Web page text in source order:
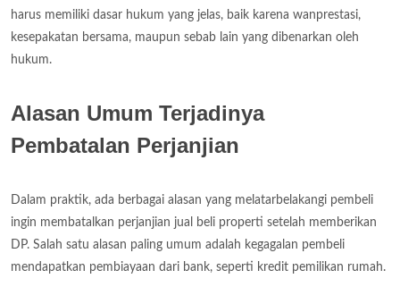
harus memiliki dasar hukum yang jelas, baik karena wanprestasi,
kesepakatan bersama, maupun sebab lain yang dibenarkan oleh
hukum.
Alasan Umum Terjadinya
Pembatalan Perjanjian
Dalam praktik, ada berbagai alasan yang melatarbelakangi pembeli
ingin membatalkan perjanjian jual beli properti setelah memberikan
DP. Salah satu alasan paling umum adalah kegagalan pembeli
mendapatkan pembiayaan dari bank, seperti kredit pemilikan rumah.